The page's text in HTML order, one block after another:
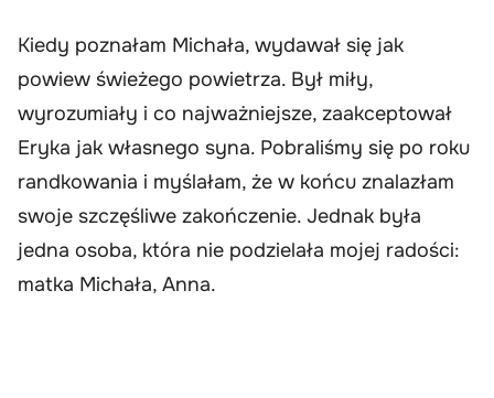
Kiedy poznałam Michała, wydawał się jak
powiew świeżego powietrza. Był miły,
wyrozumiały i co najważniejsze, zaakceptował
Eryka jak własnego syna. Pobraliśmy się po roku
randkowania i myślałam, że w końcu znalazłam
swoje szczęśliwe zakończenie. Jednak była
jedna osoba, która nie podzielała mojej radości:
matka Michała, Anna.